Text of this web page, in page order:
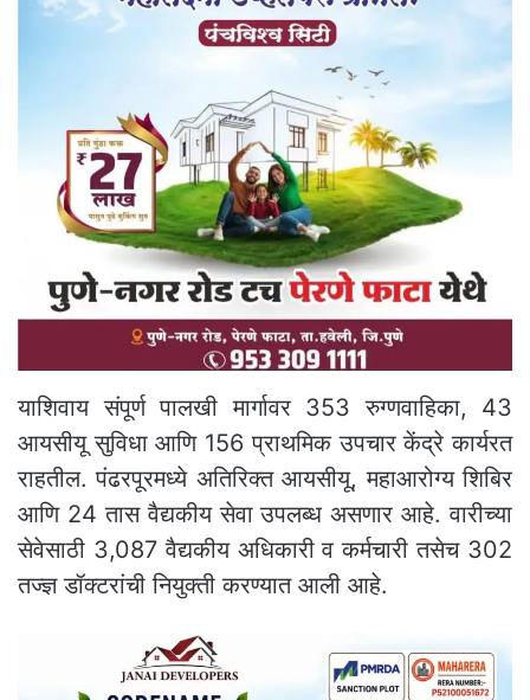
याशिवाय संपूर्ण पालखी मार्गावर 353 रुग्णवाहिका, 43
आयसीयू सुविधा आणि 156 प्राथमिक उपचार केंद्रे कार्यरत
राहतील. पंढरपूरमध्ये अतिरिक्त आयसीयू, महाआरोग्य शिबिर
आणि 24 तास वैद्यकीय सेवा उपलब्ध असणार आहे. वारीच्या
सेवेसाठी 3,087 वैद्यकीय अधिकारी व कर्मचारी तसेच 302
तज्ज्ञ डॉक्टरांची नियुक्ती करण्यात आली आहे.